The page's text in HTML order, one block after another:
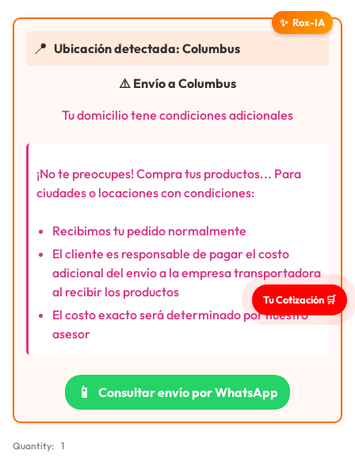
✨ Rox-IA
📍 Ubicación detectada: Columbus
⚠️ Envío a Columbus
Tu domicilio tene condiciones adicionales
¡No te preocupes! Compra tus productos... Para
ciudades o locaciones con condiciones:
Recibimos tu pedido normalmente
El cliente es responsable de pagar el costo
adicional del envío a la empresa transportadora
al recibir los productos
El costo exacto será determinado por nuestro
asesor
📱 Consultar envío por WhatsApp
Quantity: 1
Tu Cotización 🛒